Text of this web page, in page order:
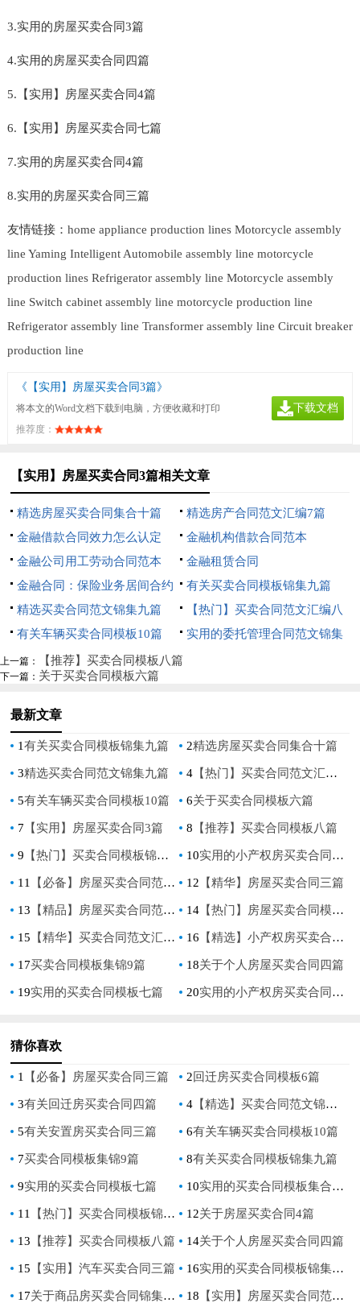
3.实用的房屋买卖合同3篇
4.实用的房屋买卖合同四篇
5.【实用】房屋买卖合同4篇
6.【实用】房屋买卖合同七篇
7.实用的房屋买卖合同4篇
8.实用的房屋买卖合同三篇
友情链接： home appliance production lines Motorcycle assembly
line Yaming Intelligent Automobile assembly line motorcycle
production lines Refrigerator assembly line Motorcycle assembly
line Switch cabinet assembly line motorcycle production line
Refrigerator assembly line Transformer assembly line Circuit breaker
production line
《【实用】房屋买卖合同3篇》
将本文的Word文档下载到电脑，方便收藏和打印
推荐度：
下载文档
【实用】房屋买卖合同3篇相关文章
精选房屋买卖合同集合十篇
精选房产合同范文汇编7篇
金融借款合同效力怎么认定
金融机构借款合同范本
金融公司用工劳动合同范本
金融租赁合同
金融合同：保险业务居间合约
有关买卖合同模板锦集九篇
精选买卖合同范文锦集九篇
【热门】买卖合同范文汇编八
篇
有关车辆买卖合同模板10篇
实用的委托管理合同范文锦集
九篇
上一篇： 【推荐】买卖合同模板八篇
下一篇： 关于买卖合同模板六篇
最新文章
1有关买卖合同模板锦集九篇 2精选房屋买卖合同集合十篇
3精选买卖合同范文锦集九篇 4【热门】买卖合同范文汇编八篇
5有关车辆买卖合同模板10篇 6关于买卖合同模板六篇
7 【实用】房屋买卖合同3篇 8 【推荐】买卖合同模板八篇
9 【热门】买卖合同模板锦集7篇 10实用的小产权房买卖合同三篇
11 【必备】房屋买卖合同范文集合6篇 12 【精华】房屋买卖合同三篇
13 【精品】房屋买卖合同范文锦集8篇 14【热门】房屋买卖合同模板4篇
15 【精华】买卖合同范文汇编4篇 16 【精选】小产权房买卖合同三篇
17买卖合同模板集锦9篇 18关于个人房屋买卖合同四篇
19实用的买卖合同模板七篇 20实用的小产权房买卖合同四篇
猜你喜欢
1 【必备】房屋买卖合同三篇 2回迁房买卖合同模板6篇
3有关回迁房买卖合同四篇 4【精选】买卖合同范文锦集十篇
5有关安置房买卖合同三篇 6有关车辆买卖合同模板10篇
7买卖合同模板集锦9篇 8有关买卖合同模板锦集九篇
9实用的买卖合同模板七篇 10实用的买卖合同模板集合九篇
11 【热门】买卖合同模板锦集7篇 12关于房屋买卖合同4篇
13 【推荐】买卖合同模板八篇 14关于个人房屋买卖合同四篇
15 【实用】汽车买卖合同三篇 16实用的买卖合同模板锦集六篇
17关于商品房买卖合同锦集十篇 18 【实用】房屋买卖合同范文合集7篇